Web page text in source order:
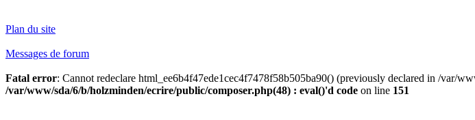
Plan du site
Messages de forum
Fatal error: Cannot redeclare html_ee6b4f47ede1cec4f7478f58b505ba90() (previously declared in /var/
/var/www/sda/6/b/holzminden/ecrire/public/composer.php(48) : eval()'d code on line 151